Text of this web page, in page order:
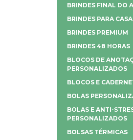
BRINDES FINAL DO
BRINDES PARA
BRINDES PREMIUM
BRINDES 48 HORAS
BLOCOS DE
PERSONALIZADOS
BLOCOS E
BOLAS
BOLAS E ANTI-
PERSONALIZADOS
BOLSAS TÉRMICAS